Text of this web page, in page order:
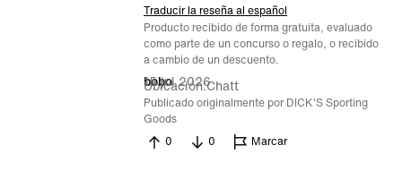
Traducir la reseña al español
Producto recibido de forma gratuita, evaluado
como parte de un concurso o regalo, o recibido
a cambio de un descuento.
bobo
15 jul 2026
Ubicación Chatt
Publicado originalmente por DICK'S Sporting
Goods
0
0 Marcar